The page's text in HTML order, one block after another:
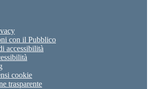
con il Pubblico
accessibilità
cookie
trasparente